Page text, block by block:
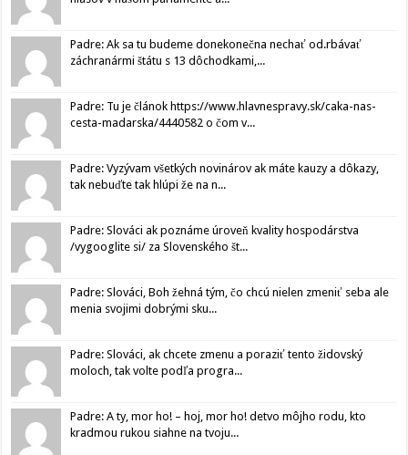
Padre: Ak sa tu budeme donekonečna nechať od.rbávať
záchranármi štátu s 13 dôchodkami,...
Padre: Tu je článok https://www.hlavnespravy.sk/caka-nas-
cesta-madarska/4440582 o čom v...
Padre: Vyzývam všetkých novinárov ak máte kauzy a dôkazy,
tak nebuďte tak hlúpi že na n...
Padre: Slováci ak poznáme úroveň kvality hospodárstva
/vygooglite si/ za Slovenského št...
Padre: Slováci, Boh žehná tým, čo chcú nielen zmeniť seba ale
menia svojimi dobrými sku...
Padre: Slováci, ak chcete zmenu a poraziť tento židovský
moloch, tak volte podľa progra...
Padre: A ty, mor ho! – hoj, mor ho! detvo môjho rodu, kto
kradmou rukou siahne na tvoju...